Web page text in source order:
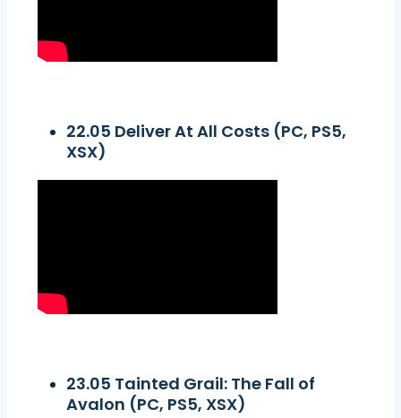
22.05 Deliver At All Costs (PC, PS5,
XSX)
23.05 Tainted Grail: The Fall of
Avalon (PC, PS5, XSX)